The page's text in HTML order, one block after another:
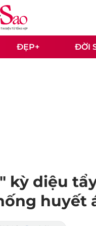
ĐẸP+ ĐỜI
kỳ diệu
huyết